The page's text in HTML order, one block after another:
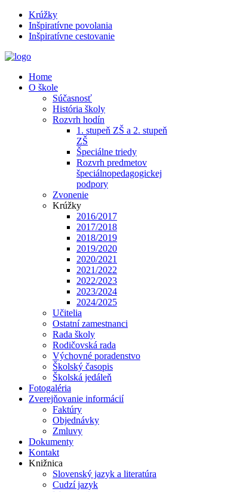
Krúžky
Inšpiratívne povolania
Inšpiratívne cestovanie
Home
O škole
Súčasnosť
História školy
Rozvrh hodín
1. stupeň ZŠ a 2. stupeň
ZŠ
Špeciálne triedy
Rozvrh predmetov
špeciálnopedagogickej
podpory
Zvonenie
Krúžky
2016/2017
2017/2018
2018/2019
2019/2020
2020/2021
2021/2022
2022/2023
2023/2024
2024/2025
Učitelia
Ostatní zamestnanci
Rada školy
Rodičovská rada
Výchovné poradenstvo
Školský časopis
Školská jedáleň
Fotogaléria
Zverejňovanie informácií
Faktúry
Objednávky
Zmluvy
Dokumenty
Kontakt
Knižnica
Slovenský jazyk a literatúra
Cudzí jazyk